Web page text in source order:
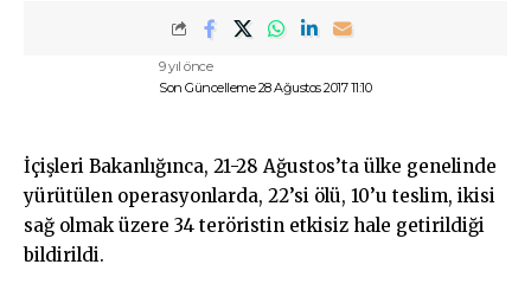
Son Güncelleme 28 Ağustos 2017 11:10
9 yıl önce
İçişleri Bakanlığınca, 21-28 Ağustos’ta ülke genelinde
yürütülen operasyonlarda, 22’si ölü, 10’u teslim, ikisi
sağ olmak üzere 34 teröristin etkisiz hale getirildiği
bildirildi.